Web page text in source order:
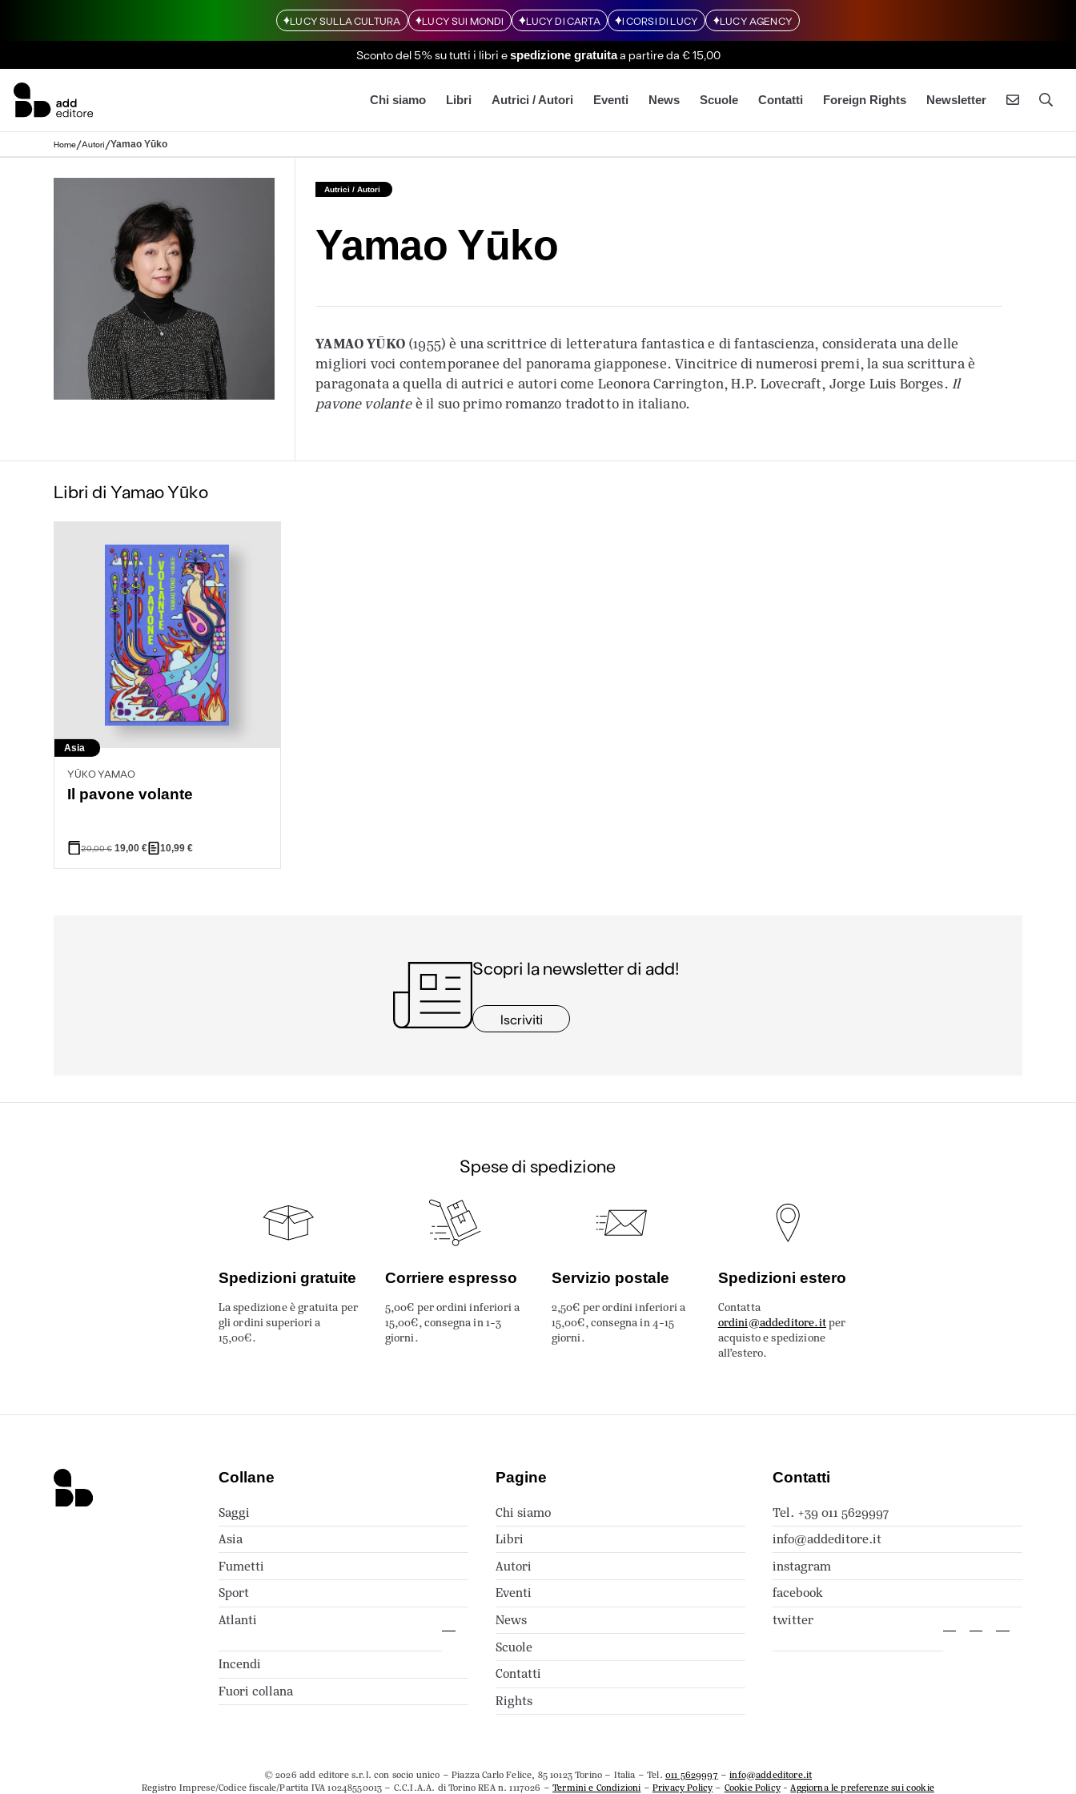
LUCY SULLA CULTURA LUCY SUI MONDI LUCY DI CARTA I CORSI DI LUCY LUCY AGENCY
Sconto del 5% su tutti i libri espedizione gratuitaa partire da € 15,00
Chi siamo Libri Autrici / Autori Eventi News Scuole Contatti Foreign Rights Newsletter
Home/Autori/Yamao Yūko
Autrici / Autori
Yamao Yūko
YAMAO YŪKO (1955) è una scrittrice di letteratura fantastica e di fantascienza, considerata una delle
migliori voci contemporanee del panorama giapponese. Vincitrice di numerosi premi, la sua scrittura è
paragonata a quella di autrici e autori come Leonora Carrington, H.P. Lovecraft, Jorge Luis Borges. Il
pavone volanteè il suo primo romanzo tradotto in italiano.
Libri di Yamao Yūko
Asia
YŪKO YAMAO
Il pavone volante
20,00€ 19,00 € 10,99€
Scopri la newsletter di add!
Iscriviti
Spese di spedizione
Spedizioni gratuite
La spedizione è gratuita per
gli ordini superiori a
15,00€.
Corriere espresso
5,00€ per ordini inferiori a
15,00€, consegna in 1-3
giorni.
Servizio postale
2,50€ per ordini inferiori a
15,00€, consegna in 4-15
giorni.
Spedizioni estero
Contatta
ordini@addeditore.itper
acquisto e spedizione
all’estero.
Collane
Saggi
Asia
Fumetti
Sport
Atlanti
Incendi
Fuori collana
Pagine
Chi siamo
Libri
Autori
Eventi
News
Scuole
Contatti
Rights
Contatti
Tel. +39 011 5629997
info@addeditore.it
instagram
facebook
twitter
© 2026 add editore s.r.l. con socio unico – Piazza Carlo Felice, 85 10123 Torino – Italia – Tel. 011 5629997–info@addeditore.it
Registro Imprese/Codice fiscale/Partita IVA 10248550013 – C.C.I.A.A. di Torino REA n. 1117026 –Termini e Condizioni – Privacy Policy – Cookie Policy-Aggiorna le preferenze sui cookie